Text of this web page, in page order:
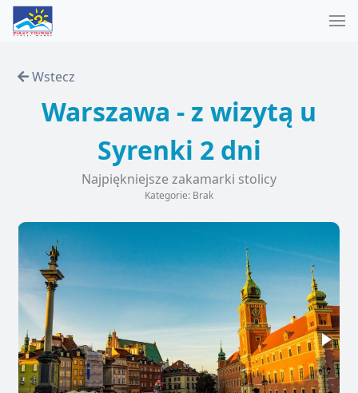
Wstecz
Warszawa - z wizytą u
Syrenki 2 dni
Najpiękniejsze zakamarki stolicy
Kategorie: Brak